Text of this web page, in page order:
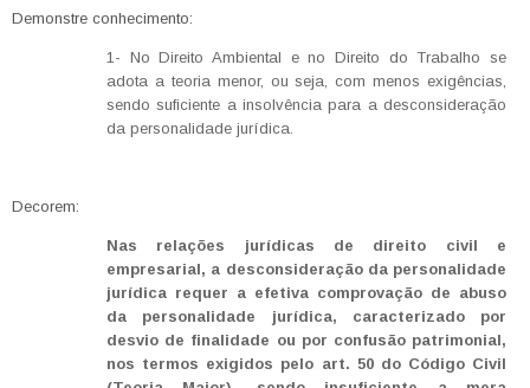
Demonstre conhecimento:
1- No Direito Ambiental e no Direito do Trabalho se
adota a teoria menor, ou seja, com menos exigências,
sendo suficiente a insolvência para a desconsideração
da personalidade jurídica.
Decorem:
Nas relações jurídicas de direito civil e
empresarial, a desconsideração da personalidade
jurídica requer a efetiva comprovação de abuso
da personalidade jurídica, caracterizado por
desvio de finalidade ou por confusão patrimonial,
nos termos exigidos pelo art. 50 do Código Civil